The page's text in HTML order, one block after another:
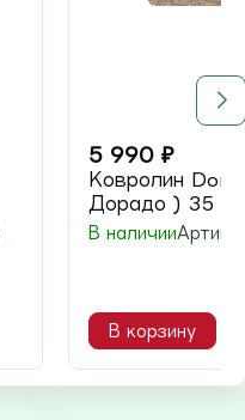
5 990 ₽
Ковролин
Дорадо ) 35
В наличии
В корзину